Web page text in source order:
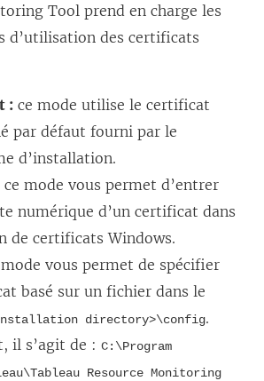
Tool prend en charge les
d’utilisation des certificats
: ce mode utilise le certificat
par défaut fourni par le
d’installation.
ce mode vous permet d’entrer
numérique d’un certificat dans
de certificats Windows.
vous permet de spécifier
basé sur un fichier dans le
directory>\config.
il s’agit de : C:\Program
Resource Monitoring